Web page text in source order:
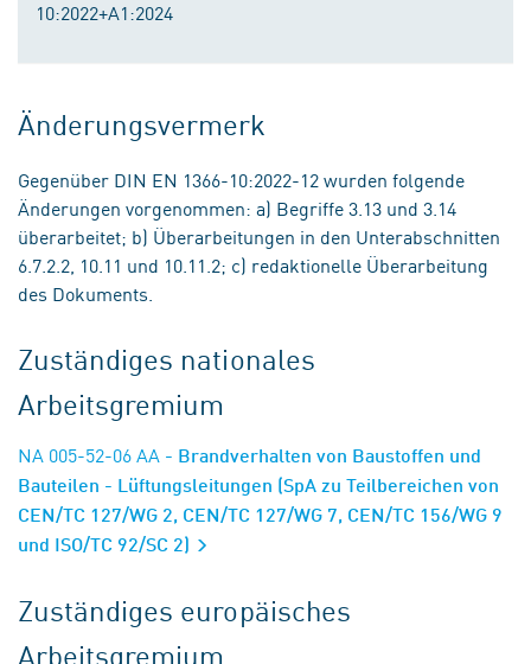
10:2022+A1:2024
Änderungsvermerk
Gegenüber DIN EN 1366-10:2022-12 wurden folgende
Änderungen vorgenommen: a) Begriffe 3.13 und 3.14
überarbeitet; b) Überarbeitungen in den Unterabschnitten
6.7.2.2, 10.11 und 10.11.2; c) redaktionelle Überarbeitung
des Dokuments.
Zuständiges nationales
Arbeitsgremium
NA 005-52-06 AA - Brandverhalten von Baustoffen und
Bauteilen - Lüftungsleitungen (SpA zu Teilbereichen von
CEN/TC 127/WG 2, CEN/TC 127/WG 7, CEN/TC 156/WG 9
und ISO/TC 92/SC 2)
Zuständiges europäisches
Arbeitsgremium